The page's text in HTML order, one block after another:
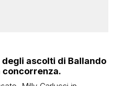
ascolti di Ballando
concorrenza.